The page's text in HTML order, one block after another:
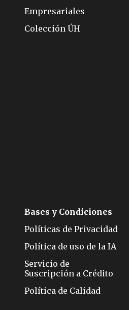
Empresariales
Colección ÚH
Bases y Condiciones
Políticas de Privacidad
Política de uso de la IA
Servicio de
Suscripción a Crédito
Política de Calidad